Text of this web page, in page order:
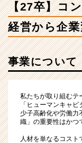
【27卒】コ
経営から企
事業について
私たちが取り組むテ
「ヒューマンキャピ
少子高齢化や労働力
織」の重要性はかつ
人材を単なるコスト